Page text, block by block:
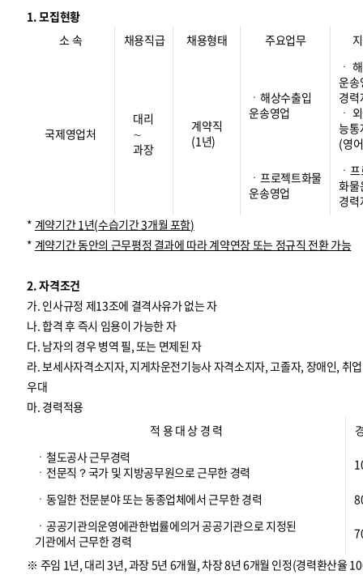
1. 모집현황
소 속
채용직급 채용형태 주요업무
국제영업처
대리
∼
과장
계약직
(1년)
ㆍ해상수출입
운송영업
ㆍ
운송
경력
ㆍ
능통
(영
ㆍ프로젝트화물
운송영업
ㆍ
화물
경력
* 계약기간1년(수습기간3개월 포함)
* 계약기간 동안의 근무평정 결과에 따라 계약연장 또는 정규직 전환 가능
2. 자격조건
가. 인사규정 제13조에 결격사유가 없는 자
나. 합격 후 즉시 임용이 가능한 자
다. 남자의 경우 병역 필, 또는 면제된 자
라. 보세사자격소지자, 지게차운전기능사 자격소지자, 고졸자, 장애인, 취
우대
마. 경력적용
적 용 대 상 경 력
ㆍ철도공사 근무경력
ㆍ전문직？국가 및 지방공무원으로 근무한 경력
ㆍ동일한 전문분야 또는 동종업체에서 근무한 경력
ㆍ공공기관의운영에관한법률에의거 공공기관으로 지정된
기관에서 근무한 경력
※ 주임 1년, 대리 3년, 과장 5년 6개월, 차장 8년 6개월 인정(경력환산율